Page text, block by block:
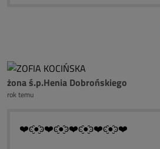
żona ś.p.Henia Dobrońskiego
rok temu
❤️ͼ̮̑●̮̑ͽ❤️ͼ̮̑●̮̑ͽ❤️ͼ̮̑●̮̑ͽ❤️ͼ̮̑●̮̑ͽ❤️